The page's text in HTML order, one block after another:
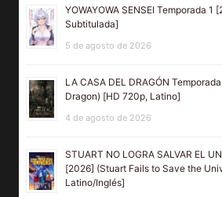
YOWAYOWA SENSEI Temporada 1
Subtitulada]
5 de agosto de 2026
LA CASA DEL DRAGÓN
Dragon) [HD 720p, Latino]
4 de agosto de 2026
STUART NO LOGRA SALVAR EL
[2026] (Stuart Fails to Save the
Latino/Inglés]